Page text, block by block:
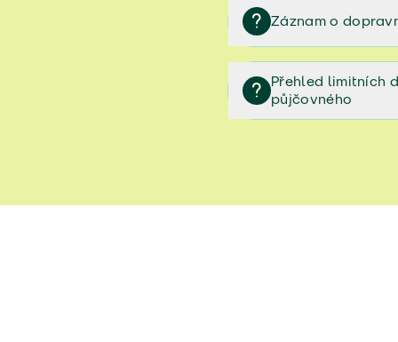
Záznam o
Záznam o dopravní
Přehled limitních
půjčovného